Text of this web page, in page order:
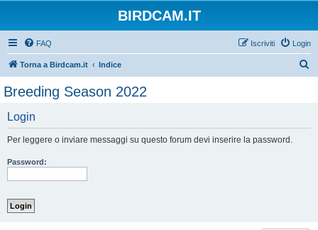
BIRDCAM.IT
FAQ Login
Iscriviti
Torna a Birdcam.it Indice
Breeding Season 2022
Login
Per leggere o inviare messaggi su questo forum devi inserire la password.
Password: